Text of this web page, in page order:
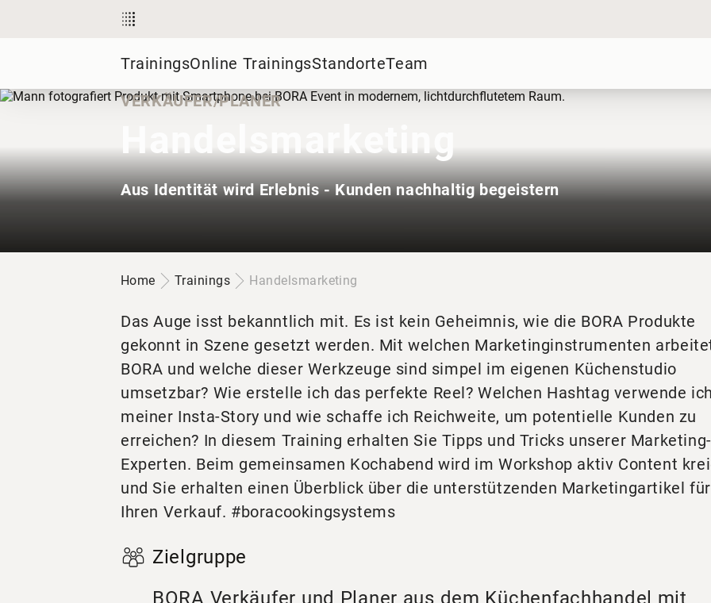
TrainingsOnline TrainingsStandorteTeam
VERKÄUFER/PLANER
Handelsmarketing
Aus Identität wird Erlebnis - Kunden nachhaltig begeistern
Home Trainings Handelsmarketing
Das Auge isst bekanntlich mit. Es ist kein Geheimnis, wie die BORA Produkte
gekonnt in Szene gesetzt werden. Mit welchen Marketinginstrumenten
BORA und welche dieser Werkzeuge sind simpel im eigenen Küchenstudio
umsetzbar? Wie erstelle ich das perfekte Reel? Welchen Hashtag verwende
meiner Insta-Story und wie schaffe ich Reichweite, um potentielle Kunden zu
erreichen? In diesem Training erhalten Sie Tipps und Tricks unserer Marketing-
Experten. Beim gemeinsamen Kochabend wird im Workshop aktiv Content
und Sie erhalten einen Überblick über die unterstützenden Marketingartikel für
Ihren Verkauf. #boracookingsystems
Zielgruppe
BORA Verkäufer und Planer aus dem Küchenfachhandel mit